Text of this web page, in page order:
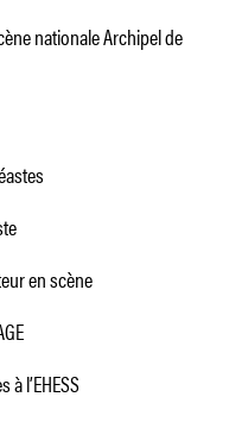
nationale Archipel de
en scène
l’EHESS